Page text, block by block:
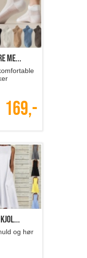
me...
169,-
og hør